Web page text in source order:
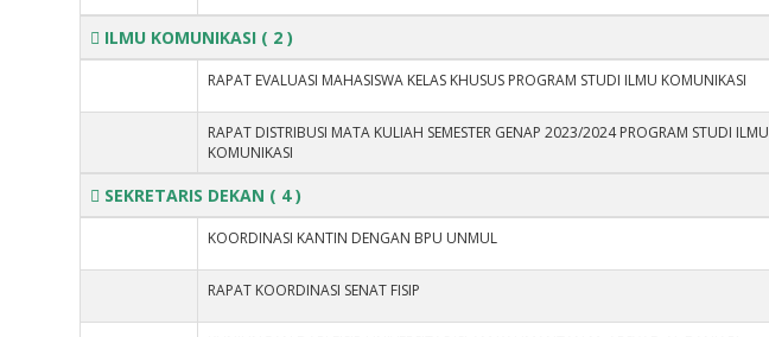
ILMU KOMUNIKASI ( 2 )
RAPAT EVALUASI MAHASISWA KELAS KHUSUS PROGRAM STUDI ILMU KOMUNIKASI
RAPAT DISTRIBUSI MATA KULIAH SEMESTER GENAP 2023/2024 PROGRAM STUDI ILMU
KOMUNIKASI
SEKRETARIS DEKAN ( 4 )
KOORDINASI KANTIN DENGAN BPU UNMUL
RAPAT KOORDINASI SENAT FISIP